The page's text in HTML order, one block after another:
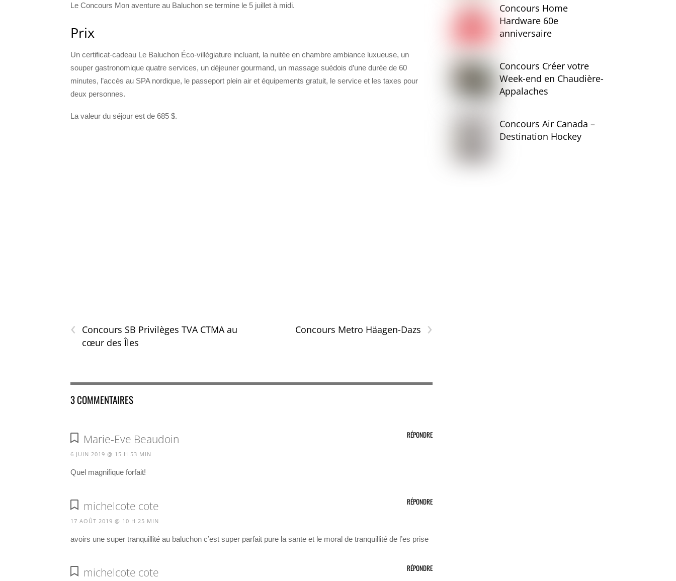
Le Concours Mon aventure au Baluchon se termine le 5 juillet à midi.
Prix
Un certificat-cadeau Le Baluchon Éco-villégiature incluant, la nuitée en chambre ambiance luxueuse, un
souper gastronomique quatre services, un déjeuner gourmand, un massage suédois d’une durée de 60
minutes, l’accès au SPA nordique, le passeport plein air et équipements gratuit, le service et les taxes pour
deux personnes.
La valeur du séjour est de 685 $.
‹
Concours SB Privilèges TVA CTMA au
cœur des Îles
›
Concours Metro Häagen-Dazs
3 COMMENTAIRES
Marie-Eve Beaudoin
6 JUIN 2019 @ 15 H 53 MIN
Quel magnifique forfait!
RÉPONDRE
michelcote cote
17 AOÛT 2019 @ 10 H 25 MIN
avoirs une super tranquillité au baluchon c’est super parfait pure la sante et le moral de tranquillité de l’es prise
RÉPONDRE
michelcote cote RÉPONDRE
Concours Home
Hardware 60e
anniversaire
Concours Créer votre
Week-end en Chaudière-
Appalaches
Concours Air Canada –
Destination Hockey